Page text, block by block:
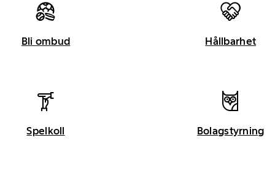
Bli ombud Hållbarhet
Spelkoll Bolagstyrning